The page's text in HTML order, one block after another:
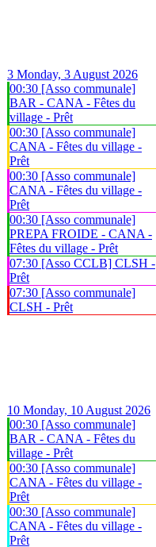
3 Monday, 3 August 2026
00:30 [Asso communale]
BAR - CANA - Fêtes du
village - Prêt
00:30 [Asso communale]
CANA - Fêtes du village -
Prêt
00:30 [Asso communale]
CANA - Fêtes du village -
Prêt
00:30 [Asso communale]
PREPA FROIDE - CANA -
Fêtes du village - Prêt
07:30 [Asso CCLB] CLSH -
Prêt
07:30 [Asso communale]
CLSH - Prêt
10 Monday, 10 August 2026
00:30 [Asso communale]
BAR - CANA - Fêtes du
village - Prêt
00:30 [Asso communale]
CANA - Fêtes du village -
Prêt
00:30 [Asso communale]
CANA - Fêtes du village -
Prêt